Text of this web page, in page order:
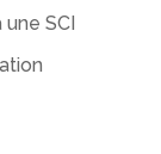
SCI